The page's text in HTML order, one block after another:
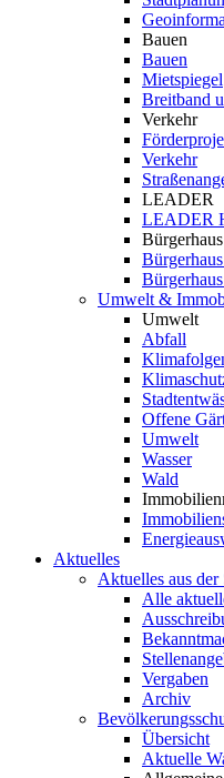
Bauen
Bauen
Mietspiegel
Breitband
Verkehr
Verkehr
LEADER
LEADER
Bürgerhaus
Umwelt &
Umwelt
Abfall
Offene
Umwelt
Wasser
Wald
Aktuelles
Aktuelles aus
Alle
Vergaben
Archiv
Übersicht
Aktuelle